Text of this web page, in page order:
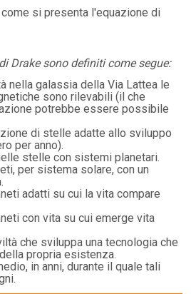
si presenta l'equazione di
Drake sono definiti come segue:
nella galassia della Via Lattea le
sono rilevabili (il che
potrebbe essere possibile
di stelle adatte allo sviluppo
per anno).
stelle con sistemi planetari.
per sistema solare, con un
adatti su cui la vita compare
con vita su cui emerge vita
che sviluppa una tecnologia che
propria esistenza.
in anni, durante il quale tali